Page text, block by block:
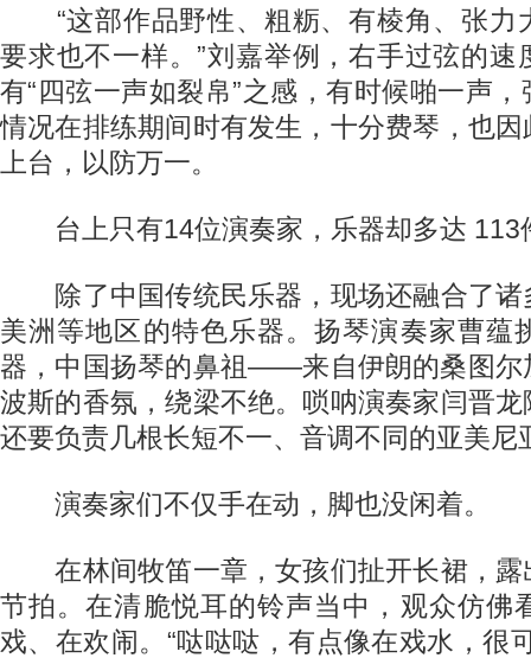
“这部作品野性、粗粝、有棱角、张力
要求也不一样。”刘嘉举例，右手过弦的速
有“四弦一声如裂帛”之感，有时候啪一声
情况在排练期间时有发生，十分费琴，也
上台，以防万一。
台上只有14位演奏家，乐器却多达 113
除了中国传统民乐器，现场还融合了诸
美洲等地区的特色乐器。扬琴演奏家曹蕴
器，中国扬琴的鼻祖——来自伊朗的桑图尔
波斯的香氛，绕梁不绝。唢呐演奏家闫晋
还要负责几根长短不一、音调不同的亚美尼
演奏家们不仅手在动，脚也没闲着。
在林间牧笛一章，女孩们扯开长裙，露
节拍。在清脆悦耳的铃声当中，观众仿佛
戏、在欢闹。“哒哒哒，有点像在戏水，很